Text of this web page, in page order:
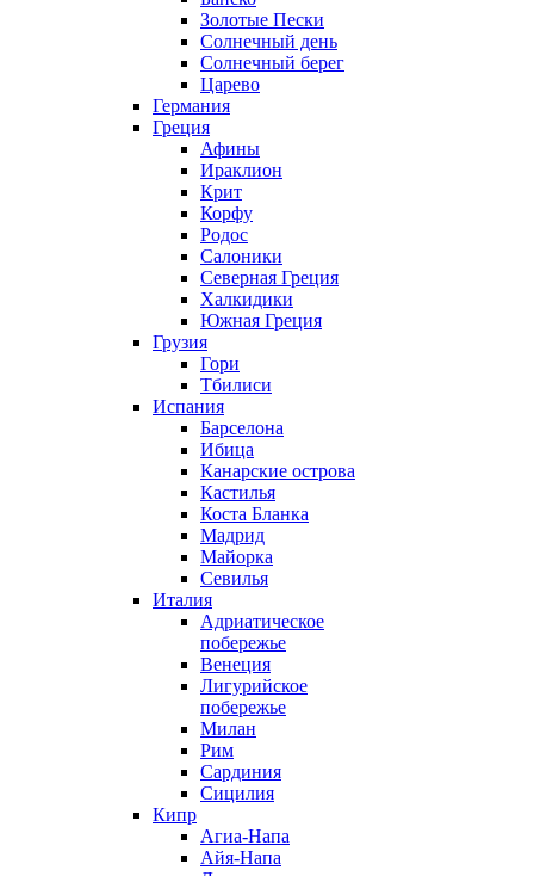
Золотые Пески
Солнечный день
Солнечный берег
Царево
Германия
Греция
Афины
Ираклион
Крит
Корфу
Родос
Салоники
Северная Греция
Халкидики
Южная Греция
Грузия
Гори
Тбилиси
Испания
Барселона
Ибица
Канарские острова
Кастилья
Коста Бланка
Мадрид
Майорка
Севилья
Италия
Адриатическое
побережье
Венеция
Лигурийское
побережье
Милан
Рим
Сардиния
Сицилия
Кипр
Агиа-Напа
Айя-Напа